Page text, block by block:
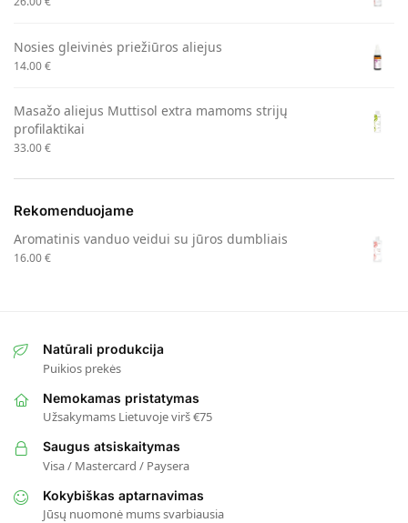
Nosies gleivinės priežiūros aliejus
14.00€
Masažo aliejus Muttisol extra mamoms strijų
profilaktikai
33.00€
Rekomenduojame
Aromatinis vanduo veidui su jūros dumbliais
16.00€
Natūrali produkcija
Puikios prekės
Nemokamas pristatymas
Užsakymams Lietuvoje virš €75
Saugus atsiskaitymas
Visa / Mastercard / Paysera
Kokybiškas aptarnavimas
Jūsų nuomonė mums svarbiausia